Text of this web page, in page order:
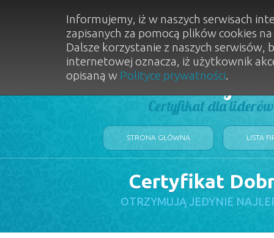
Dobry
Certyfikat dla
STRONA GŁÓWNA LISTA
Certyfikat
OTRZYMUJĄ JEDYNIE
Informujemy, iż w naszych serwisach
zapisanych za pomocą plików cookies
Dalsze korzystanie z naszych
internetowej oznacza, iż użytkownik
opisaną w Polityce prywatności.